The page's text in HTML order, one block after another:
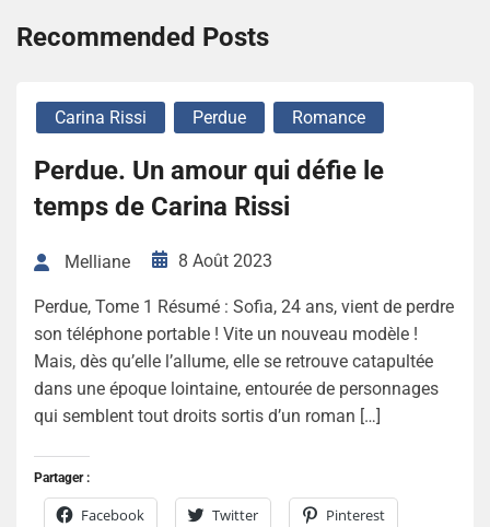
Recommended Posts
Carina Rissi Perdue Romance
Perdue. Un amour qui défie le
temps de Carina Rissi
Melliane 8 Août 2023
Perdue, Tome 1 Résumé : Sofia, 24 ans, vient de perdre
son téléphone portable ! Vite un nouveau modèle !
Mais, dès qu’elle l’allume, elle se retrouve catapultée
dans une époque lointaine, entourée de personnages
qui semblent tout droits sortis d’un roman […]
Partager :
Facebook Twitter Pinterest